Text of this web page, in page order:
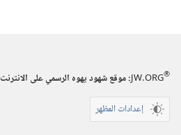
JW.ORG®
:‏ موقع شهود يهوه الرسمي على الانترنت
إعدادات المظهر